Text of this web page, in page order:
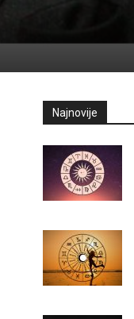
Najnovije